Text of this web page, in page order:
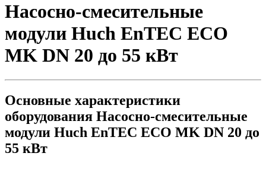
Насосно-смесительные
модули Huch EnTEC ЕСО
MK DN 20 до 55 кВт
Основные характеристики
оборудования Насосно-смесительные
модули Huch EnTEC ЕСО MK DN 20 до
55 кВт